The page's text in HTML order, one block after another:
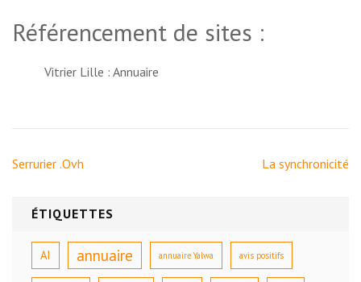
Référencement de sites :
Vitrier Lille : Annuaire
Navigation
Serrurier .Ovh La synchronicité
ÉTIQUETTES
AI annuaire annuaire Yalwa avis positifs